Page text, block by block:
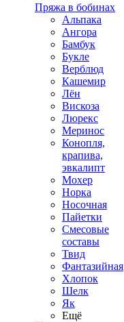
Пряжа в бобинах
Альпака
Ангора
Бамбук
Букле
Верблюд
Кашемир
Лён
Вискоза
Люрекс
Меринос
Конопля,
крапива,
эвкалипт
Мохер
Норка
Носочная
Пайетки
Смесовые
составы
Твид
Фантазийная
Хлопок
Шелк
Як
Ещё